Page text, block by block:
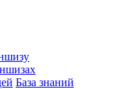
База знаний